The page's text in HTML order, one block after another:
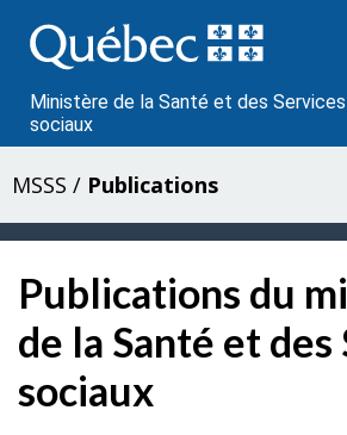
au
contenu
Ministère de la Santé et des Services
sociaux
MSSS / Publications
Publications du
de la Santé et des
sociaux